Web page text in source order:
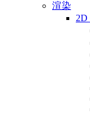
渲染
2D